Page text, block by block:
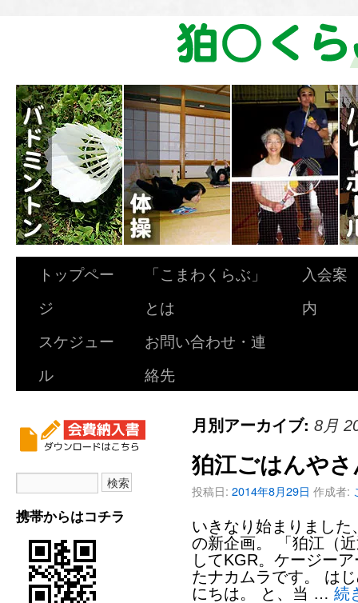
トップペー
ジ
「こまわくらぶ」
とは
入会案
内
スケジュー
ル
お問い合わせ・連
絡先
携帯からはコチラ
月別アーカイブ: 8月
狛江ごはんや
投稿日: 2014年8月29日 作成者:
いきなり始まりまし
の新企画。 「狛江（
してKGR。ケージー
たナカムラです。 は
にちは。 と、当 … 続